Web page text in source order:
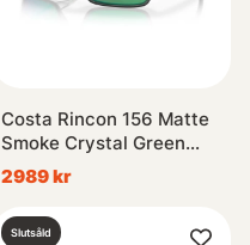
Costa Rincon 156 Matte
Smoke Crystal Green
Mirror 580G
2989 kr
Slutsåld